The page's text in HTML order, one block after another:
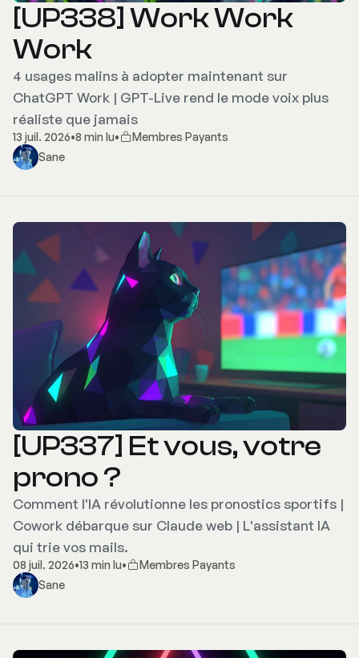
[UP338] Work Work
Work
4 usages malins à adopter maintenant sur
ChatGPT Work | GPT-Live rend le mode voix plus
réaliste que jamais
13 juil. 2026•8 min lu•
Membres Payants
Sane
[UP337] Et vous, votre
prono ?
Comment l'IA révolutionne les pronostics sportifs |
Cowork débarque sur Claude web | L'assistant IA
qui trie vos mails.
08 juil. 2026•13 min lu•
Membres Payants
Sane